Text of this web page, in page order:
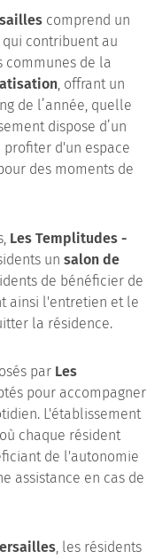
comprend un
contribuent au
communes de la
, offrant un
de l’année, quelle
dispose d’un
d'un espace
des moments de
Les Templitudes -
un salon de
de bénéficier de
ainsi l'entretien et le
la résidence.
par Les
pour accompagner
L'établissement
chaque résident
de l'autonomie
assistance en cas de
, les résidents